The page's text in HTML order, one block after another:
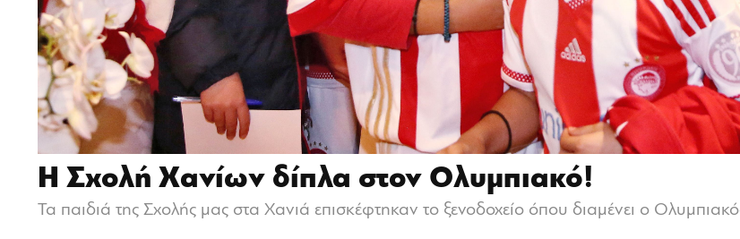
Η Σχολή Χανίων δίπλα στον Ολυμπιακό!
Τα παιδιά της Σχολής μας στα Χανιά επισκέφτηκαν το ξενοδοχείο όπου διαμένει ο